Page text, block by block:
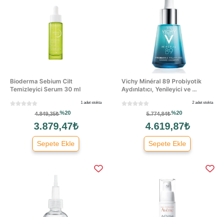
Bioderma Sebium Cilt
Temizleyici Serum 30 ml
1 adet stokta
4.849,35₺%20
3.879,47₺
Sepete Ekle
Vichy Minéral 89 Probiyotik
Aydınlatıcı, Yenileyici ve ...
2 adet stokta
5.774,84₺%20
4.619,87₺
Sepete Ekle